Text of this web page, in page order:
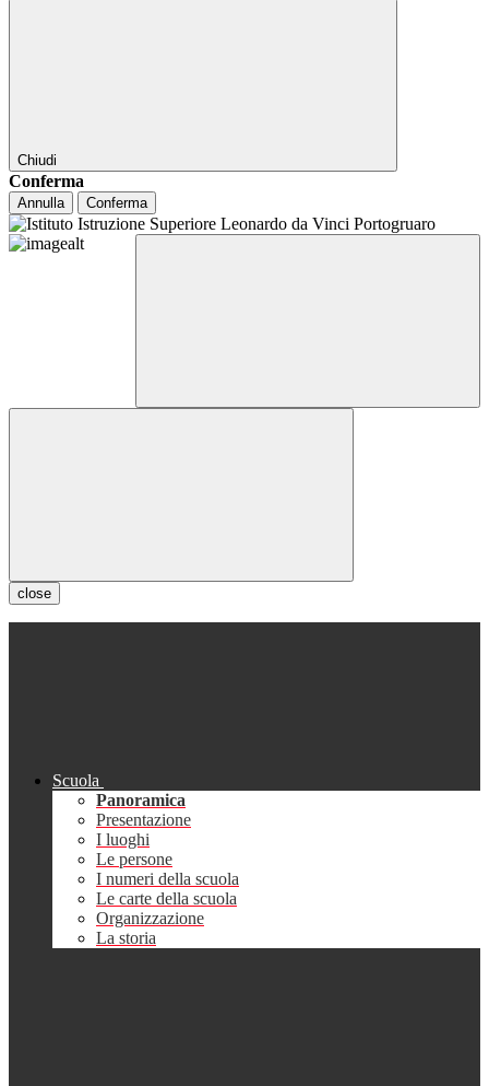
Chiudi
Conferma
Annulla Conferma
close
Scuola
Panoramica
Presentazione
I luoghi
Le persone
I numeri della scuola
Le carte della scuola
Organizzazione
La storia